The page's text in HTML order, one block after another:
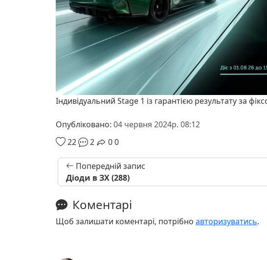
Індивідуальний Stage 1 із гарантією результату за
Опубліковано: 04 червня 2024р. 08:12
22
2 00
Попередній запис
Діоди в ЗХ (288)
Коментарі
Щоб залишати коментарі, потрібно авторизуватись.